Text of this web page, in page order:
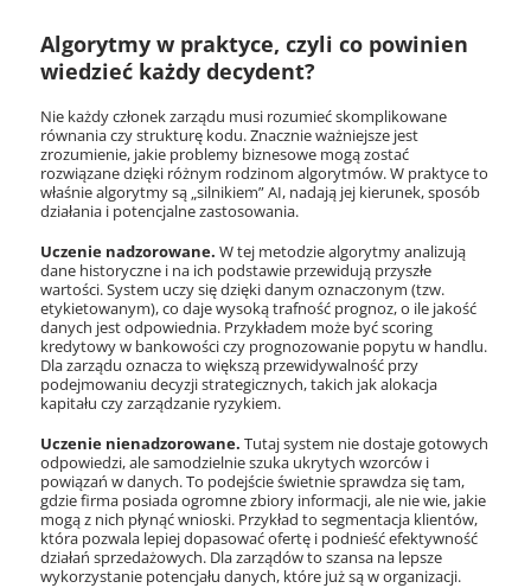
Algorytmy w praktyce, czyli co powinien
wiedzieć każdy decydent?
Nie każdy członek zarządu musi rozumieć skomplikowane
równania czy strukturę kodu. Znacznie ważniejsze jest
zrozumienie, jakie problemy biznesowe mogą zostać
rozwiązane dzięki różnym rodzinom algorytmów. W praktyce to
właśnie algorytmy są „silnikiem” AI, nadają jej kierunek, sposób
działania i potencjalne zastosowania.
Uczenie nadzorowane. W tej metodzie algorytmy analizują
dane historyczne i na ich podstawie przewidują przyszłe
wartości. System uczy się dzięki danym oznaczonym (tzw.
etykietowanym), co daje wysoką trafność prognoz, o ile jakość
danych jest odpowiednia. Przykładem może być scoring
kredytowy w bankowości czy prognozowanie popytu w handlu.
Dla zarządu oznacza to większą przewidywalność przy
podejmowaniu decyzji strategicznych, takich jak alokacja
kapitału czy zarządzanie ryzykiem.
Uczenie nienadzorowane. Tutaj system nie dostaje gotowych
odpowiedzi, ale samodzielnie szuka ukrytych wzorców i
powiązań w danych. To podejście świetnie sprawdza się tam,
gdzie firma posiada ogromne zbiory informacji, ale nie wie, jakie
mogą z nich płynąć wnioski. Przykład to segmentacja klientów,
która pozwala lepiej dopasować ofertę i podnieść efektywność
działań sprzedażowych. Dla zarządów to szansa na lepsze
wykorzystanie potencjału danych, które już są w organizacji.